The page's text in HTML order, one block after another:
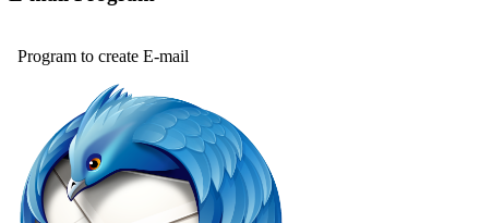
Program to create E-mail